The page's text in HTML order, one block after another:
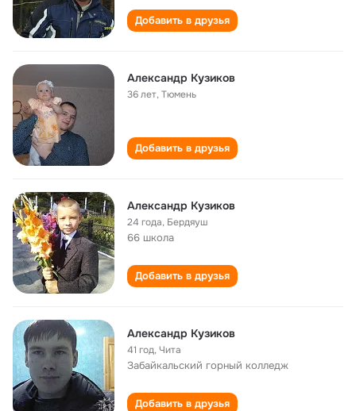
Добавить в друзья
Александр Кузиков
36 лет,Тюмень
Добавить в друзья
Александр Кузиков
24 года, Бердяуш
66 школа
Добавить в друзья
Александр Кузиков
41 год,Чита
Забайкальский горный колледж
Добавить в друзья